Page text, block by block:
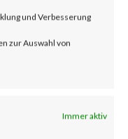
und Verbesserung
zur Auswahl von
Immer aktiv
a CVSS
is rated